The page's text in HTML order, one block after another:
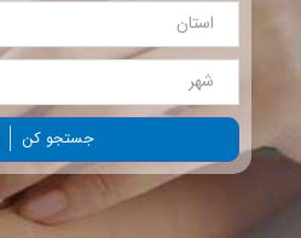
استان
شهر
جستجو کن